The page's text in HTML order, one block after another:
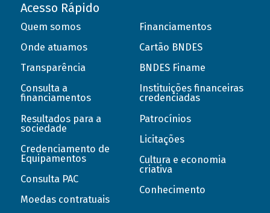
Acesso Rápido
Quem somos
Onde atuamos
Transparência
Consulta a
financiamentos
Resultados para a
sociedade
Credenciamento de
Equipamentos
Consulta PAC
Moedas contratuais
Financiamentos
Cartão BNDES
BNDES Finame
Instituições financeiras
credenciadas
Patrocínios
Licitações
Cultura e economia
criativa
Conhecimento